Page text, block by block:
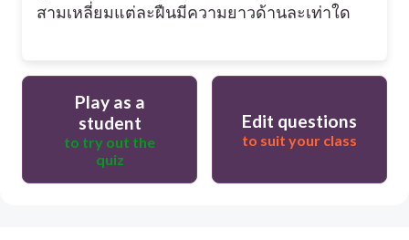
สามเหลี่ยมแต่ละฝืนมีความยาวด้านละเท่าใด
Play as a
student
to try out the
quiz
Edit questions
to suit your class